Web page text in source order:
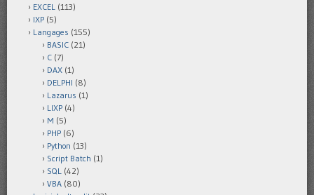
EXCEL (113)
IXP (5)
Langages (155)
BASIC (21)
C (7)
DAX (1)
DELPHI (8)
Lazarus (1)
LIXP (4)
M (5)
PHP (6)
Python (13)
Script Batch (1)
SQL (42)
VBA (80)